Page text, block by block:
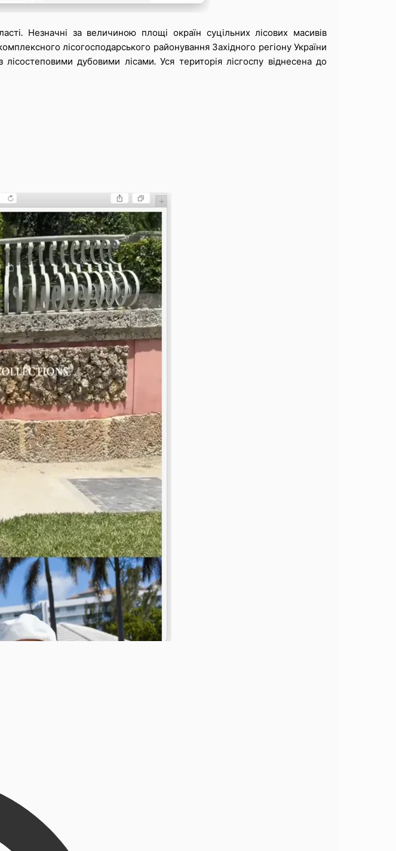
Незначні за величиною площі окраїн суцільних лісових масивів
лісогосподарського районування Західного регіону України
лісостеповими дубовими лісами. Уся територія лісгоспу віднесена до